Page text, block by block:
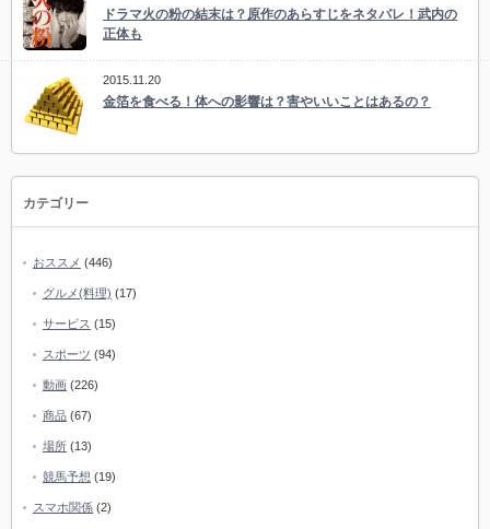
ドラマ火の粉の結末は？原作のあらすじをネタバレ！武内の
正体も
2015.11.20
金箔を食べる！体への影響は？害やいいことはあるの？
カテゴリー
おススメ (446)
グルメ(料理) (17)
サービス (15)
スポーツ (94)
動画 (226)
商品 (67)
場所 (13)
競馬予想 (19)
スマホ関係 (2)